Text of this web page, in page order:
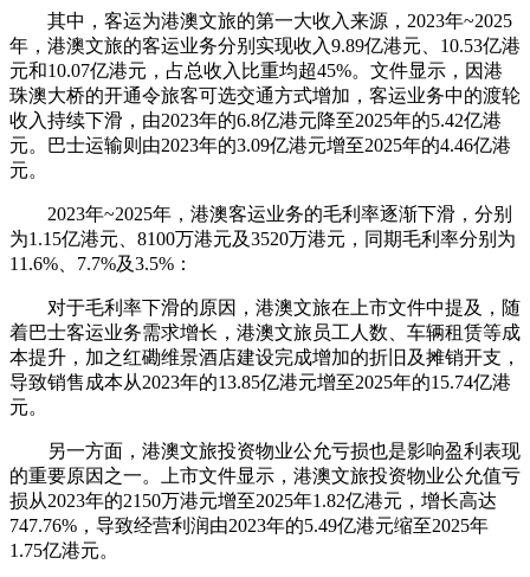
其中，客运为港澳文旅的第一大收入来源，2023年~2025
年，港澳文旅的客运业务分别实现收入9.89亿港元、10.53亿港
元和10.07亿港元，占总收入比重均超45%。文件显示，因港
珠澳大桥的开通令旅客可选交通方式增加，客运业务中的渡轮
收入持续下滑，由2023年的6.8亿港元降至2025年的5.42亿港
元。巴士运输则由2023年的3.09亿港元增至2025年的4.46亿港
元。
2023年~2025年，港澳客运业务的毛利率逐渐下滑，分别
为1.15亿港元、8100万港元及3520万港元，同期毛利率分别为
11.6%、7.7%及3.5%：
对于毛利率下滑的原因，港澳文旅在上市文件中提及，随
着巴士客运业务需求增长，港澳文旅员工人数、车辆租赁等成
本提升，加之红磡维景酒店建设完成增加的折旧及摊销开支，
导致销售成本从2023年的13.85亿港元增至2025年的15.74亿港
元。
另一方面，港澳文旅投资物业公允亏损也是影响盈利表现
的重要原因之一。上市文件显示，港澳文旅投资物业公允值亏
损从2023年的2150万港元增至2025年1.82亿港元，增长高达
747.76%，导致经营利润由2023年的5.49亿港元缩至2025年
1.75亿港元。